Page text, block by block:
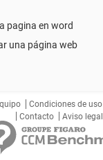
pagina en word
una página web
Condiciones de uso
Contacto
Aviso legal